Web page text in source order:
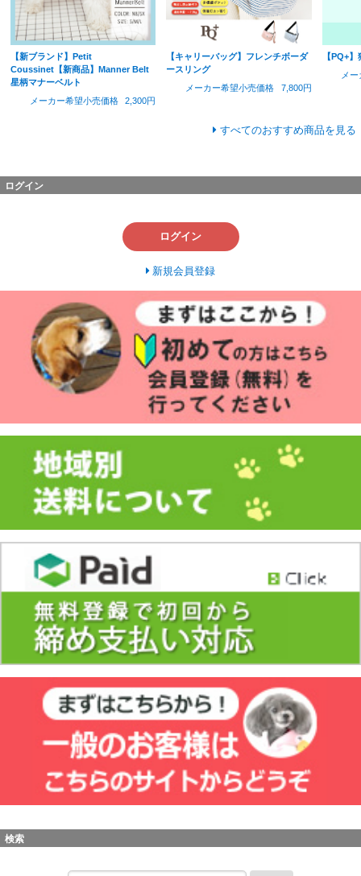
【新ブランド】Petit
Coussinet【新商品】Manner Belt
星柄マナーベルト
メーカー希望小売価格
2,300円
【キャリーバッグ】フレンチボーダ
ースリング
メーカー希望小売価格
7,800円
【PQ+
メ
すべてのおすすめ商品を見る
ログイン
ログイン
新規会員登録
検索